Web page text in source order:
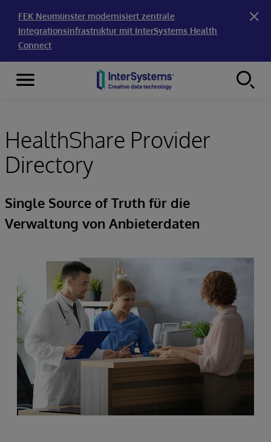
FEK Neumünster modernisiert zentrale
Integrationsinfrastruktur mit InterSystems Health
Connect
Skip to content
Menu
HealthShare Provider
Directory
Single Source of Truth für die
Verwaltung von Anbieterdaten